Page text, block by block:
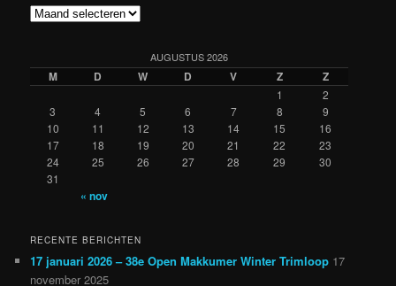
Archieven
AUGUSTUS 2026
M D W D V Z Z
1
2
3
4 5 6 7 8
9
10
11 12 13 14 15
16
17
18 19 20 21 22
23
24
25 26 27 28 29
30
31
« nov
RECENTE BERICHTEN
17 januari 2026 – 38e Open Makkumer Winter Trimloop 17
november 2025